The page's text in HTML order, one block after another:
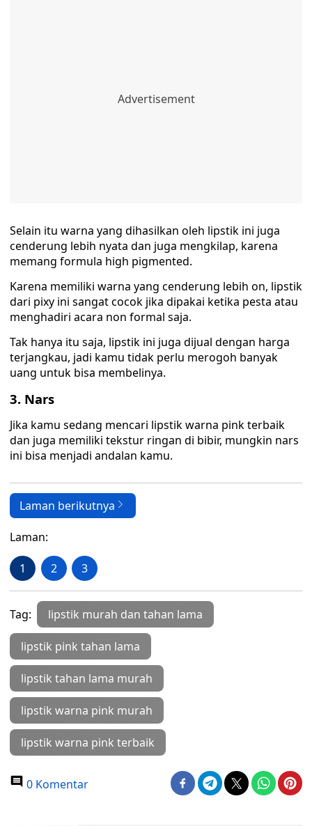
Selain itu warna yang dihasilkan oleh lipstik ini juga
cenderung lebih nyata dan juga mengkilap, karena
memang formula high pigmented.
Karena memiliki warna yang cenderung lebih on, lipstik
dari pixy ini sangat cocok jika dipakai ketika pesta atau
menghadiri acara non formal saja.
Tak hanya itu saja, lipstik ini juga dijual dengan harga
terjangkau, jadi kamu tidak perlu merogoh banyak
uang untuk bisa membelinya.
3. Nars
Jika kamu sedang mencari lipstik warna pink terbaik
dan juga memiliki tekstur ringan di bibir, mungkin nars
ini bisa menjadi andalan kamu.
Laman berikutnya
Laman:
1 2 3
Tag: lipstik murah dan tahan lama
lipstik pink tahan lama
lipstik tahan lama murah
lipstik warna pink murah
lipstik warna pink terbaik
0 Komentar